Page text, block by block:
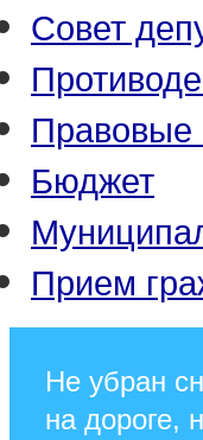
Совет
Правовые
Бюджет
Прием
Не убран
на дороге,